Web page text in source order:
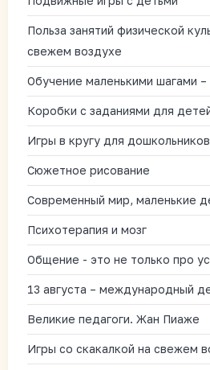
Польза занятий физической
свежем воздухе
Обучение маленькими шагами –
Коробки с заданиями для
Игры в кругу для дошкольников
Сюжетное рисование
Современный мир, маленькие
Психотерапия и мозг
Общение - это не только про
13 августа – международный
Великие педагоги. Жан Пиаже
Игры со скакалкой на свежем